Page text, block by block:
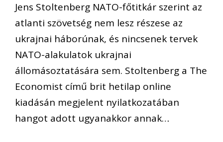
Jens Stoltenberg NATO-főtitkár szerint az
atlanti szövetség nem lesz részese az
ukrajnai háborúnak, és nincsenek tervek
NATO-alakulatok ukrajnai
állomásoztatására sem. Stoltenberg a The
Economist című brit hetilap online
kiadásán megjelent nyilatkozatában
hangot adott ugyanakkor annak…